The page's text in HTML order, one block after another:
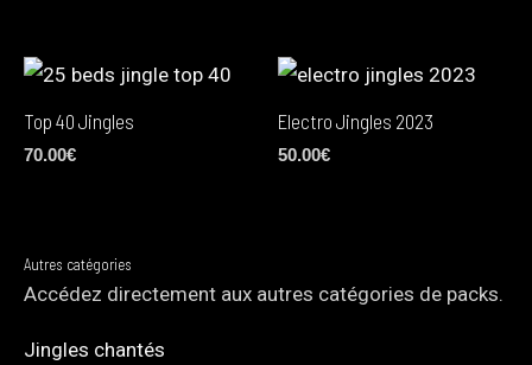
Top 40 Jingles
70.00€
Electro Jingles 2023
50.00€
Autres catégories
Accédez directement aux autres catégories de packs.
Jingles chantés